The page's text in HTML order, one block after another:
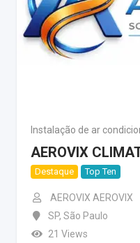
Instalação de ar
AEROVIX
Destaque
Top Ten
AEROVIX AEROVIX
SP, São Paulo
21 Views